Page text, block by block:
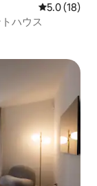
レビュー18
5.0 (18)
ハウス